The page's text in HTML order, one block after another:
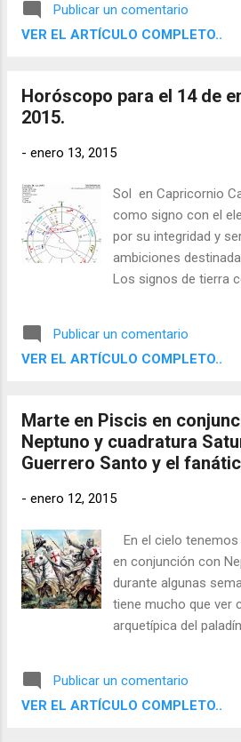
determinados,
saben cómo utilizar
Publicar un comentario
VER EL ARTÍCULO COMPLETO..
Horóscopo para el 14 de
2015.
- enero 13, 2015
Sol en Capricornio
como signo con el
por su integridad y
ambiciones
Los signos de tierra
determinados,
saben cómo utilizar
Publicar un comentario
VER EL ARTÍCULO COMPLETO..
Marte en Piscis en
Neptuno y cuadratura
Guerrero Santo y el
- enero 12, 2015
En el cielo
en conjunción con
durante algunas
tiene mucho que ver
arquetípica del
encuentra en
imagen del Guerrero
Publicar un comentario
VER EL ARTÍCULO COMPLETO..